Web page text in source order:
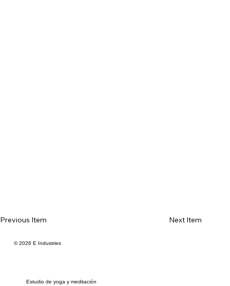
Previous Item Next Item
Estudio de yoga y meditación
© 2026 E Industries